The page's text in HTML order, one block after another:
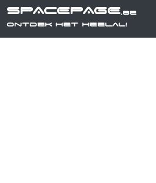
SPACEPAGE.be
Ontdek het heelal!